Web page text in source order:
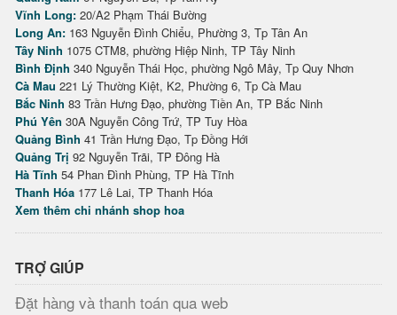
Vĩnh Long: 20/A2 Phạm Thái Bường
Long An: 163 Nguyễn Đình Chiểu, Phường 3, Tp Tân An
Tây Ninh 1075 CTM8, phường Hiệp Ninh, TP Tây Ninh
Bình Định 340 Nguyễn Thái Học, phường Ngô Mây, Tp Quy Nhơn
Cà Mau 221 Lý Thường Kiệt, K2, Phường 6, Tp Cà Mau
Bắc Ninh 83 Trần Hưng Đạo, phường Tiền An, TP Bắc Ninh
Phú Yên 30A Nguyễn Công Trứ, TP Tuy Hòa
Quảng Bình 41 Trần Hưng Đạo, Tp Đồng Hới
Quảng Trị 92 Nguyễn Trãi, TP Đông Hà
Hà Tĩnh 54 Phan Đình Phùng, TP Hà Tĩnh
Thanh Hóa 177 Lê Lai, TP Thanh Hóa
Xem thêm chi nhánh shop hoa
TRỢ GIÚP
Đặt hàng và thanh toán qua web